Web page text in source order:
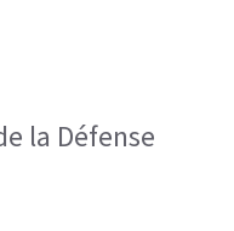
la Défense